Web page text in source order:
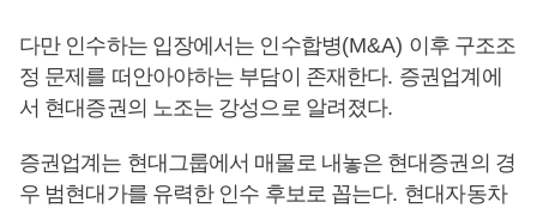
다만 인수하는 입장에서는 인수합병(M&A) 이후 구조조
정 문제를 떠안아야하는 부담이 존재한다. 증권업계에
서 현대증권의 노조는 강성으로 알려졌다.
증권업계는 현대그룹에서 매물로 내놓은 현대증권의 경
우 범현대가를 유력한 인수 후보로 꼽는다. 현대자동차